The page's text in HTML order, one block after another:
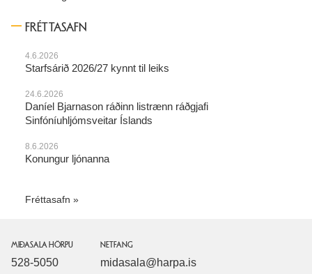
FRÉTTASAFN
4.6.2026
Starfsárið 2026/27 kynnt til leiks
24.6.2026
Daníel Bjarnason ráðinn listrænn ráðgjafi
Sinfóníuhljómsveitar Íslands
8.6.2026
Konungur ljónanna
Fréttasafn
MIÐASALA HÖRPU
528-5050
NETFANG
midasala@harpa.is